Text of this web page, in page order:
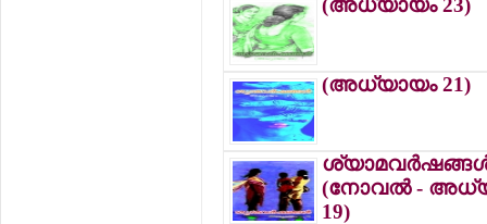
(അധ്യായം 23)
(അധ്യായം 21)
(നോവല്‍ -
19)